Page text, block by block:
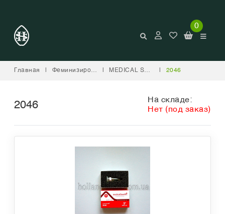
0
Главная Феминизированные MEDICAL SEEDS 2046
2046
На складе:
Нет (под заказ)